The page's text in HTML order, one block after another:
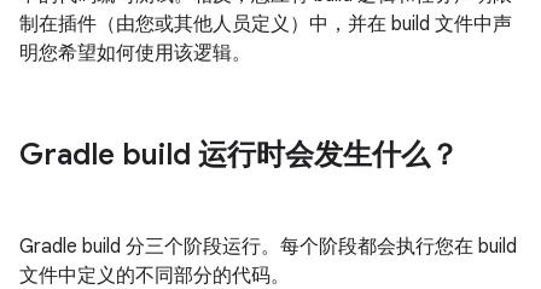
制在插件（由您或其他人员定义）中，并在 build 文件中声
明您希望如何使用该逻辑。
Gradle build 运行时会发生什么？
Gradle build 分三个阶段运行。每个阶段都会执行您在 build
文件中定义的不同部分的代码。